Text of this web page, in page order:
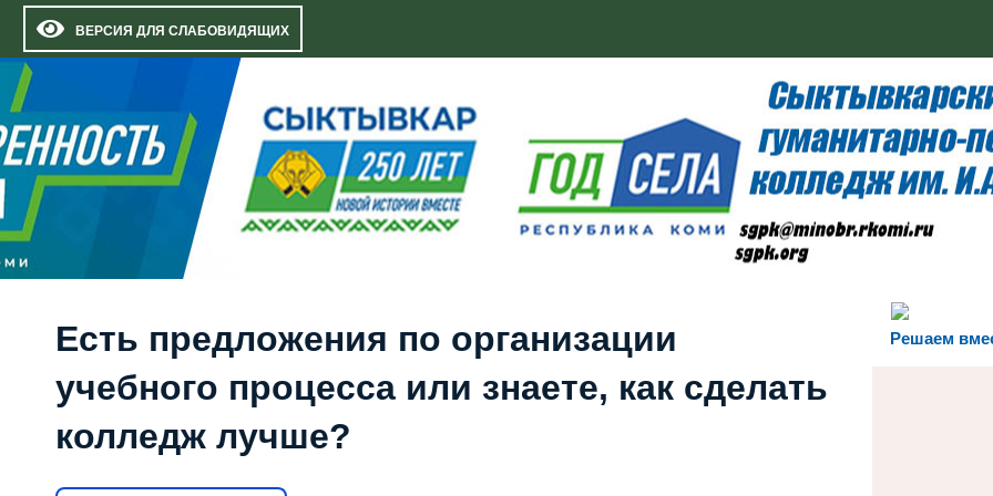
ВЕРСИЯ ДЛЯ СЛАБОВИДЯЩИХ
Решаем
Есть предложения по организации
учебного процесса или знаете, как сделать
колледж лучше?